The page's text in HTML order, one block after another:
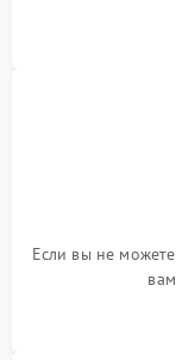
или
Если вы не